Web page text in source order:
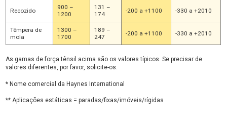
Recozido
900 –
1200
131 –
174
-200 a +1100 -330 a +2010
Têmpera de
mola
1300 –
1700
189 –
247
-200 a +1100 -330 a +2010
As gamas de força tênsil acima são os valores típicos. Se precisar de
valores diferentes, por favor, solicite-os.
* Nome comercial da Haynes International
** Aplicações estáticas = paradas/fixas/imóveis/rígidas